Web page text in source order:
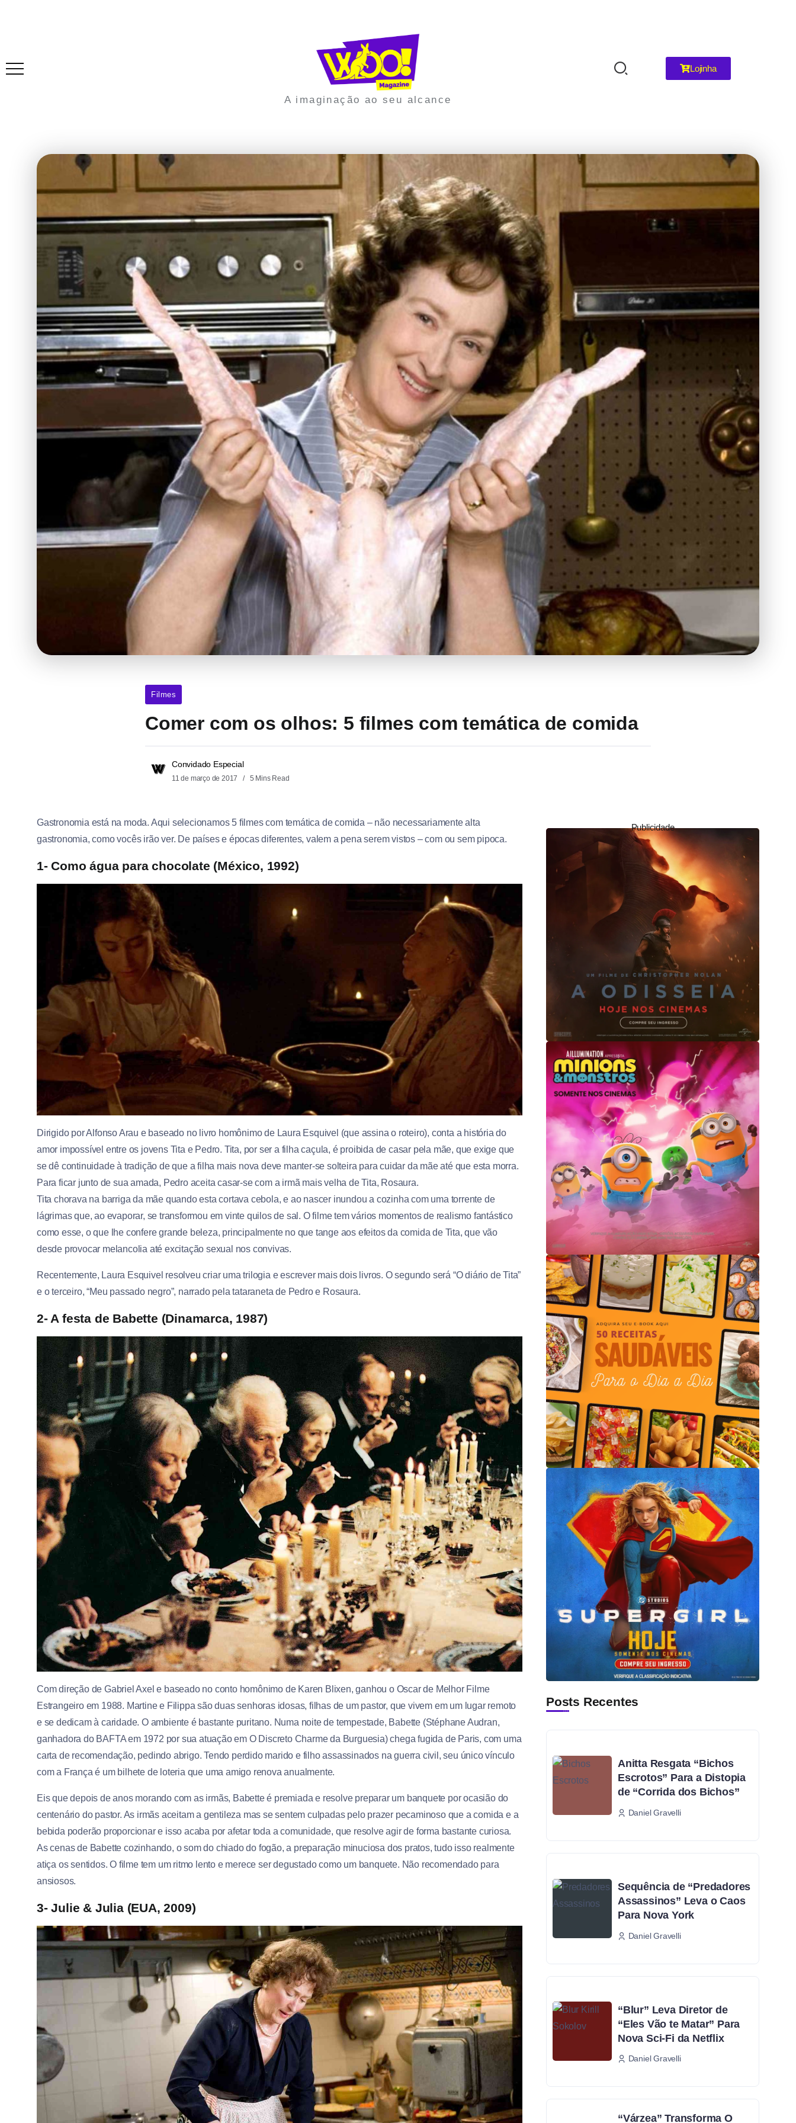
A imaginação ao seu alcance
Lojinha
Filmes
Comer com os olhos: 5 filmes com temática de comida
Convidado Especial
11 de março de 2017 5 Mins Read
Gastronomia está na moda. Aqui selecionamos 5 filmes com temática de comida – não necessariamente alta
gastronomia, como vocês irão ver. De países e épocas diferentes, valem a pena serem vistos – com ou sem pipoca.
1- Como água para chocolate (México, 1992)
Dirigido por Alfonso Arau e baseado no livro homônimo de Laura Esquivel (que assina o roteiro), conta a história do
amor impossível entre os jovens Tita e Pedro. Tita, por ser a filha caçula, é proibida de casar pela mãe, que exige que
se dê continuidade à tradição de que a filha mais nova deve manter-se solteira para cuidar da mãe até que esta morra.
Para ficar junto de sua amada, Pedro aceita casar-se com a irmã mais velha de Tita, Rosaura.
Tita chorava na barriga da mãe quando esta cortava cebola, e ao nascer inundou a cozinha com uma torrente de
lágrimas que, ao evaporar, se transformou em vinte quilos de sal. O filme tem vários momentos de realismo fantástico
como esse, o que lhe confere grande beleza, principalmente no que tange aos efeitos da comida de Tita, que vão
desde provocar melancolia até excitação sexual nos convivas.
Recentemente, Laura Esquivel resolveu criar uma trilogia e escrever mais dois livros. O segundo será “O diário de Tita”
e o terceiro, “Meu passado negro”, narrado pela tataraneta de Pedro e Rosaura.
2- A festa de Babette (Dinamarca, 1987)
Com direção de Gabriel Axel e baseado no conto homônimo de Karen Blixen, ganhou o Oscar de Melhor Filme
Estrangeiro em 1988. Martine e Filippa são duas senhoras idosas, filhas de um pastor, que vivem em um lugar remoto
e se dedicam à caridade. O ambiente é bastante puritano. Numa noite de tempestade, Babette (Stéphane Audran,
ganhadora do BAFTA em 1972 por sua atuação em O Discreto Charme da Burguesia) chega fugida de Paris, com uma
carta de recomendação, pedindo abrigo. Tendo perdido marido e filho assassinados na guerra civil, seu único vínculo
com a França é um bilhete de loteria que uma amigo renova anualmente.
Eis que depois de anos morando com as irmãs, Babette é premiada e resolve preparar um banquete por ocasião do
centenário do pastor. As irmãs aceitam a gentileza mas se sentem culpadas pelo prazer pecaminoso que a comida e a
bebida poderão proporcionar e isso acaba por afetar toda a comunidade, que resolve agir de forma bastante curiosa.
As cenas de Babette cozinhando, o som do chiado do fogão, a preparação minuciosa dos pratos, tudo isso realmente
atiça os sentidos. O filme tem um ritmo lento e merece ser degustado como um banquete. Não recomendado para
ansiosos.
3- Julie & Julia (EUA, 2009)
Publicidade
Posts Recentes
Anitta Resgata “Bichos
Escrotos” Para a Distopia
de “Corrida dos Bichos”
Daniel Gravelli
Sequência de “Predadores
Assassinos” Leva o Caos
Para Nova York
Daniel Gravelli
“Blur” Leva Diretor de
“Eles Vão te Matar” Para
Nova Sci-Fi da Netflix
Daniel Gravelli
“Várzea” Transforma O